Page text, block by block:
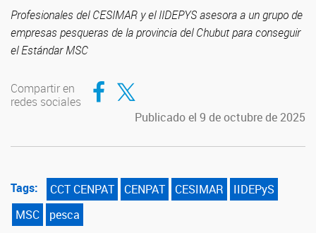
Profesionales del CESIMAR y el IIDEPYS asesora a un grupo de
empresas pesqueras de la provincia del Chubut para conseguir
el Estándar MSC
Compartir en
redes sociales
Compartir en Facebook
Compartir en Twitter
Publicado el 9 de octubre de 2025
Tags: CCT CENPAT CENPAT CESIMAR
IIDEPyS
MSC
pesca